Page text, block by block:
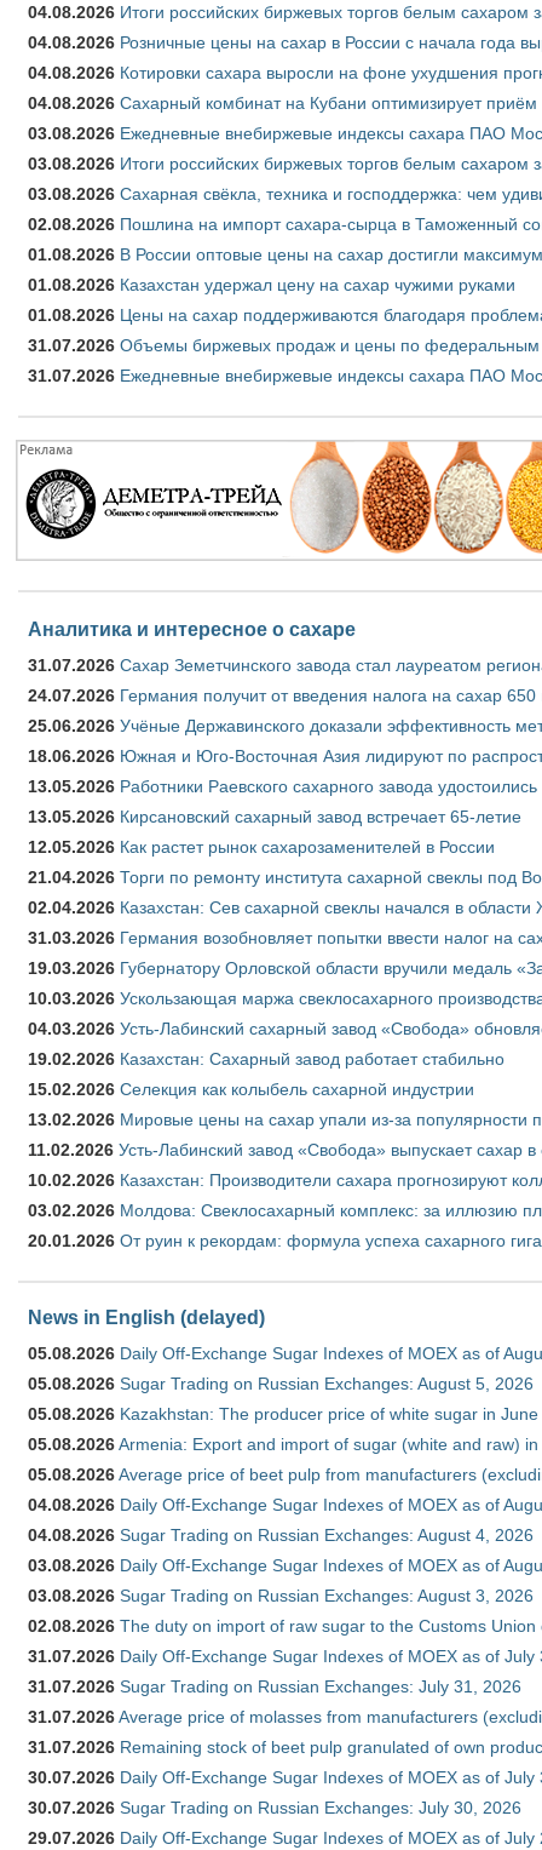
04.08.2026 Итоги российских биржевых торгов белым сахаром
04.08.2026 Розничные цены на сахар в России с начала года
04.08.2026 Котировки сахара выросли на фоне ухудшения
04.08.2026 Сахарный комбинат на Кубани оптимизирует приём
03.08.2026 Ежедневные внебиржевые индексы сахара ПАО
03.08.2026 Итоги российских биржевых торгов белым сахаром
03.08.2026 Сахарная свёкла, техника и господдержка: чем
02.08.2026 Пошлина на импорт сахара-сырца в Таможенный
01.08.2026 В России оптовые цены на сахар достигли
01.08.2026 Казахстан удержал цену на сахар чужими руками
01.08.2026 Цены на сахар поддерживаются благодаря
31.07.2026 Объемы биржевых продаж и цены по федеральным
31.07.2026 Ежедневные внебиржевые индексы сахара ПАО
Аналитика и интересное о сахаре
31.07.2026 Сахар Земетчинского завода стал лауреатом
24.07.2026 Германия получит от введения налога на сахар
25.06.2026 Учёные Державинского доказали эффективность
18.06.2026 Южная и Юго-Восточная Азия лидируют по
13.05.2026 Работники Раевского сахарного завода удостоились
13.05.2026 Кирсановский сахарный завод встречает 65-летие
12.05.2026 Как растет рынок сахарозаменителей в России
21.04.2026 Торги по ремонту института сахарной свеклы под
02.04.2026 Казахстан: Сев сахарной свеклы начался в области
31.03.2026 Германия возобновляет попытки ввести налог на
19.03.2026 Губернатору Орловской области вручили медаль
10.03.2026 Ускользающая маржа свеклосахарного
04.03.2026 Усть-Лабинский сахарный завод «Свобода»
19.02.2026 Казахстан: Сахарный завод работает стабильно
15.02.2026 Селекция как колыбель сахарной индустрии
13.02.2026 Мировые цены на сахар упали из-за популярности
11.02.2026 Усть-Лабинский завод «Свобода» выпускает сахар в
10.02.2026 Казахстан: Производители сахара прогнозируют
03.02.2026 Молдова: Свеклосахарный комплекс: за иллюзию
20.01.2026 От руин к рекордам: формула успеха сахарного
News in English (delayed)
05.08.2026 Daily Off-Exchange Sugar Indexes of MOEX as of
05.08.2026 Sugar Trading on Russian Exchanges: August 5, 2026
05.08.2026 Kazakhstan: The producer price of white sugar in
05.08.2026Armenia: Export and import of sugar (white and raw)
05.08.2026Average price of beet pulp from manufacturers
04.08.2026 Daily Off-Exchange Sugar Indexes of MOEX as of
04.08.2026 Sugar Trading on Russian Exchanges: August 4, 2026
03.08.2026 Daily Off-Exchange Sugar Indexes of MOEX as of
03.08.2026 Sugar Trading on Russian Exchanges: August 3, 2026
02.08.2026 The duty on import of raw sugar to the Customs
31.07.2026 Daily Off-Exchange Sugar Indexes of MOEX as of July
31.07.2026 Sugar Trading on Russian Exchanges: July 31, 2026
31.07.2026Average price of molasses from manufacturers
31.07.2026 Remaining stock of beet pulp granulated of own
30.07.2026 Daily Off-Exchange Sugar Indexes of MOEX as of July
30.07.2026 Sugar Trading on Russian Exchanges: July 30, 2026
29.07.2026 Daily Off-Exchange Sugar Indexes of MOEX as of July